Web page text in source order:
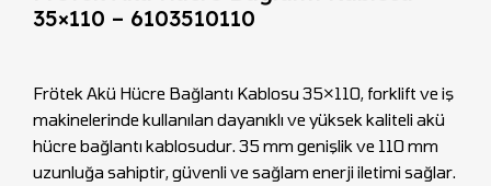
35×110 – 6103510110
Frötek Akü Hücre Bağlantı Kablosu 35×110, forklift ve iş
makinelerinde kullanılan dayanıklı ve yüksek kaliteli akü
hücre bağlantı kablosudur. 35 mm genişlik ve 110 mm
uzunluğa sahiptir, güvenli ve sağlam enerji iletimi sağlar.